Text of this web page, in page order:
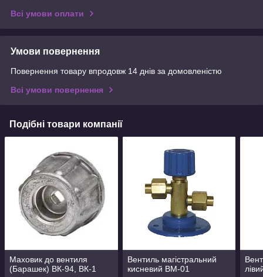
Всі умови оплати
Умови повернення
Повернення товару впродовж 14 днів за домовленістю
Всі умови повернення
Подібні товари компанії
Маховик до вентиля
(Барашек) ВК-94, ВК-1
Вентиль магістральний
кисневий ВМ-01